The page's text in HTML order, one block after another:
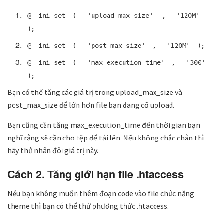
@ ini_set ( 'upload_max_size' ,
'120M'
);
@ ini_set ( 'post_max_size' , '120M' );
@ ini_set ( 'max_execution_time' ,
'300'
);
Bạn có thể tăng các giá trị trong upload_max_size và
post_max_size để lớn hơn file bạn đang cố upload.
Bạn cũng cần tăng max_execution_time đến thời gian bạn
nghĩ rằng sẽ cần cho tệp để tải lên. Nếu không chắc chắn thì
hãy thử nhân đôi giá trị này.
Cách 2. Tăng giới hạn file .htaccess
Nếu bạn không muốn thêm đoạn code vào file chức năng
theme thì bạn có thể thử phương thức .htaccess.